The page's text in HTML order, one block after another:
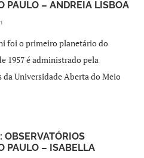
PAULO – ANDREIA LISBOA
foi o primeiro planetário do
1957 é administrado pela
da Universidade Aberta do Meio
OBSERVATÓRIOS
PAULO – ISABELLA